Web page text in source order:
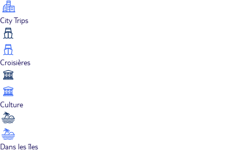
City Trips
Croisières
Culture
Dans les îles